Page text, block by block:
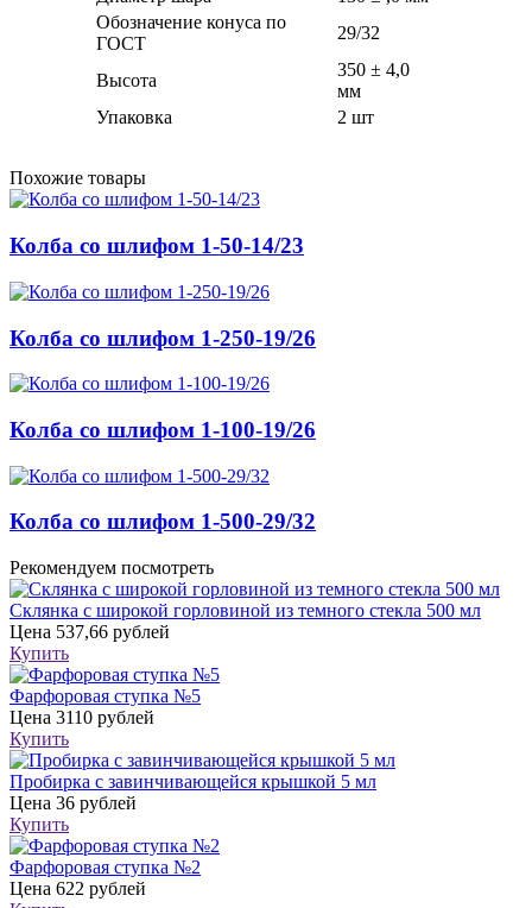
Обозначение конуса по
ГОСТ
29/32
Высота
350 ± 4,0
мм
Упаковка
2 шт
Похожие товары
Колба со шлифом 1-50-14/23
Колба со шлифом 1-250-19/26
Колба со шлифом 1-100-19/26
Колба со шлифом 1-500-29/32
Рекомендуем посмотреть
Склянка с широкой горловиной из темного стекла 500 мл
Цена 537,66 рублей
Купить
Фарфоровая ступка №5
Цена 3110 рублей
Купить
Пробирка с завинчивающейся крышкой 5 мл
Цена 36 рублей
Купить
Фарфоровая ступка №2
Цена 622 рублей